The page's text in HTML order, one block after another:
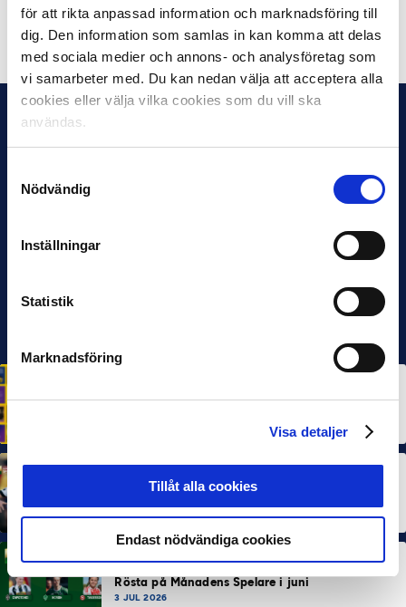
för att rikta anpassad information och marknadsföring till
dig. Den information som samlas in kan komma att delas
med sociala medier och annons- och analysföretag som
vi samarbeter med. Du kan nedan välja att acceptera alla
cookies eller välja vilka cookies som du vill ska
användas.
Nödvändig
Inställningar
Statistik
Marknadsföring
Visa detaljer
Tillåt alla cookies
Endast nödvändiga cookies
Dela på Facebook Dela på Twitter
Svensk Elitfotboll lanserar Fotbollseffekten – en
MÅNADENS SPELARE
Dubbla Landskrona-priser när juni summeras
10 JUL 2026
Rösta på Månadens Spelare i juni
3 JUL 2026